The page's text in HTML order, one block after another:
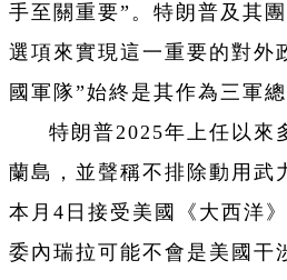
手至關重要”。特朗普及其
選項來實現這一重要的對外
國軍隊”始終是其作為三軍
特朗普2025年上任以來
蘭島，並聲稱不排除動用武
本月4日接受美國《大西洋
委內瑞拉可能不會是美國干